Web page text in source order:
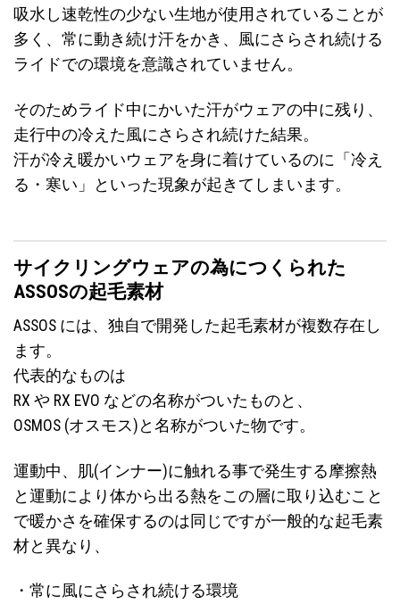
吸水し速乾性の少ない生地が使用されていることが
多く、常に動き続け汗をかき、風にさらされ続ける
ライドでの環境を意識されていません。
そのためライド中にかいた汗がウェアの中に残り、
走行中の冷えた風にさらされ続けた結果。
汗が冷え暖かいウェアを身に着けているのに「冷え
る・寒い」といった現象が起きてしまいます。
サイクリングウェアの為につくられた
ASSOSの起毛素材
ASSOS には、独自で開発した起毛素材が複数存在し
ます。
代表的なものは
RX や RX EVO などの名称がついたものと、
OSMOS (オスモス)と名称がついた物です。
運動中、肌(インナー)に触れる事で発生する摩擦熱
と運動により体から出る熱をこの層に取り込むこと
で暖かさを確保するのは同じですが一般的な起毛素
材と異なり、
・常に風にさらされ続ける環境